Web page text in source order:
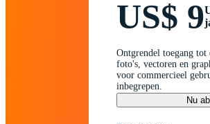
US$ 9
Ontgrendel toegang
foto's, vectoren en
voor commercieel
inbegrepen.
Nu